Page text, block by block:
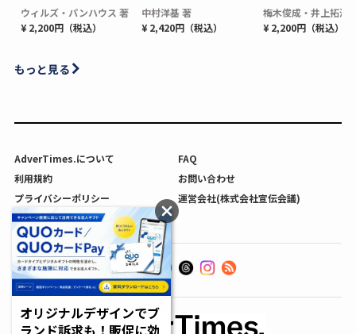
ウィルズ・パンハウス 著
¥ 2,200円（税込）
中村洋基 著
¥ 2,420円（税込）
梅木俊成・井上拓海
¥ 2,200円（税込）
もっと見る
AdverTimes.について
FAQ
利用規約
お問い合わせ
プライバシーポリシー
運営会社(株式会社宣伝会議)
利用者情報の外部送信について
オリジナルデザインでブ
ランド訴求も！販促に効